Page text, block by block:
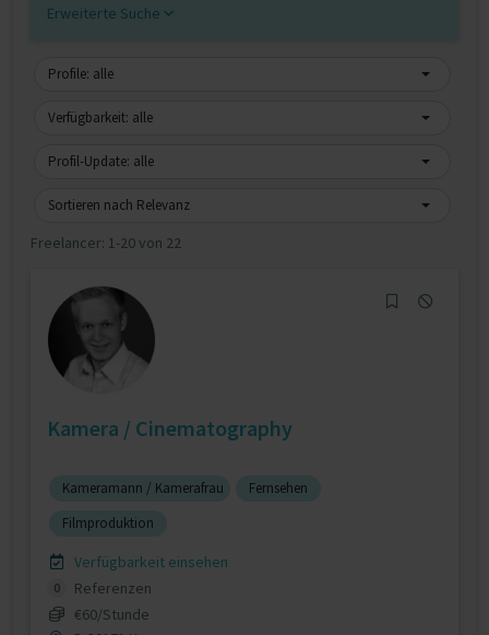
Erweiterte Suche
Profile: alle
Verfügbarkeit: alle
Profil-Update: alle
Sortieren nach Relevanz
Freelancer: 1-20 von 22
Kamera / Cinematography
Kameramann / Kamerafrau
Fernsehen
Filmproduktion
Verfügbarkeit einsehen
0
Referenzen
€60/Stunde